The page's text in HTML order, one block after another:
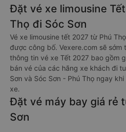
Đặt vé xe limousine
Thọ đi Sóc Sơn
Vé xe limousine tết 2027 từ Phú
được công bố. Vexere.com sẽ sớm
thông tin vé xe Tết 2027 bao gồm
bán vé của các hãng xe khách đi
Sơn và Sóc Sơn - Phú Thọ ngay
xe.
Đặt vé máy bay giá rẻ
Sơn